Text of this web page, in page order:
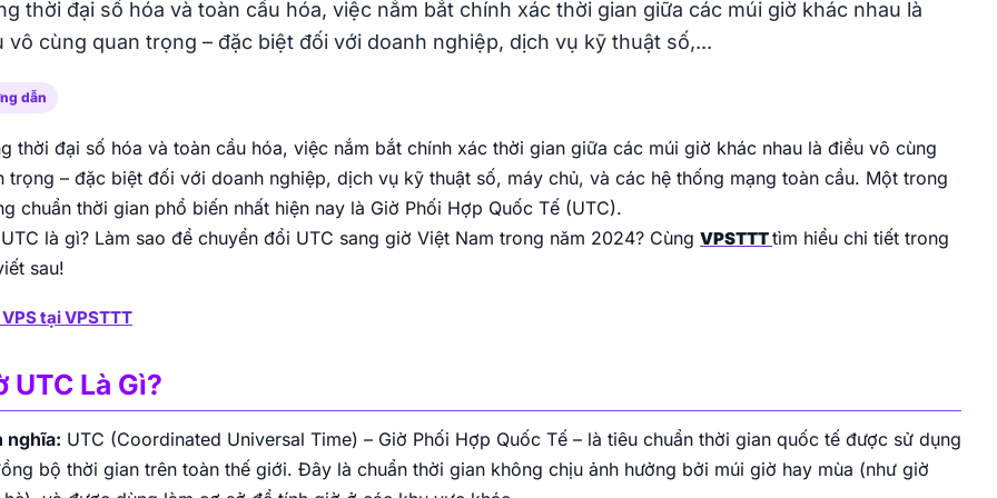
nhu cầu cơ bản.
AMD EPYC NVMe 10Gbps Port
Hồ Chí Minh.
Intel Gold NVMe 10Gbps Port
Thuê tủ rack Viettel cho nhu cầu đặt máy chủ
bảo mật, ổn định, có Anti-DDoS và khả năng
Đặt server vật lý tại Data Center chuyên
nghiệp, có điện, làm mát, băng thông, IP và
Thuê chỗ đặt CMC
Thuê chỗ đặt máy chủ CMC cho hệ thống cần
kết nối ổn định, IP tĩnh, băng thông linh hoạt và
bảo mật cao.
Thuê chỗ đặt VNPT
Thuê chỗ đặt máy chủ VNPT với backbone lớn,
Data Center chuyên nghiệp và khả năng mở
Dedicated Server tại Mỹ cho phép toàn quyền
website, app và dịch vụ quốc tế.
thời đại số hóa và toàn cầu hóa, việc nắm bắt chính xác thời gian giữa các múi giờ khác nhau là
vô cùng quan trọng – đặc biệt đối với doanh nghiệp, dịch vụ kỹ thuật số,...
dẫn
thời đại số hóa và toàn cầu hóa, việc nắm bắt chính xác thời gian giữa các múi giờ khác nhau là điều vô cùng
trọng – đặc biệt đối với doanh nghiệp, dịch vụ kỹ thuật số, máy chủ, và các hệ thống mạng toàn cầu. Một trong
chuẩn thời gian phổ biến nhất hiện nay là Giờ Phối Hợp Quốc Tế (UTC).
là gì? Làm sao để chuyển đổi UTC sang giờ Việt Nam trong năm 2024? Cùng VPSTTTtìm hiểu chi tiết trong
sau!
tại VPSTTT
UTC Là Gì?
nghĩa: UTC (Coordinated Universal Time) – Giờ Phối Hợp Quốc Tế – là tiêu chuẩn thời gian quốc tế được sử dụng
bộ thời gian trên toàn thế giới. Đây là chuẩn thời gian không chịu ảnh hưởng bởi múi giờ hay mùa (như giờ